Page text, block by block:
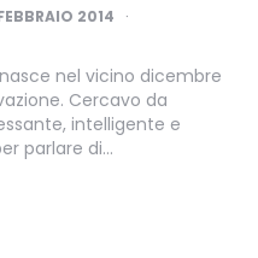
2014
nel vicino dicembre
Cercavo da
intelligente e
parlare di…